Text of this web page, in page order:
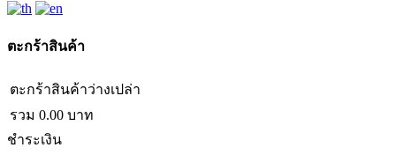
ตะกร้าสินค้า
ตะกร้าสินค้าว่างเปล่า
รวม 0.00 บาท
ชำระเงิน